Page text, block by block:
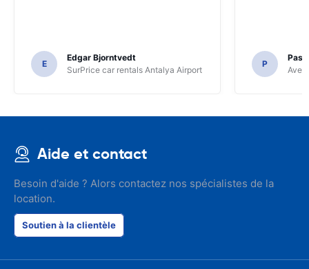
E
Edgar Bjorntvedt
SurPrice car rentals Antalya Airport
P
Avec
Aide et contact
Besoin d'aide ? Alors contactez nos spécialistes de la
location.
Soutien à la clientèle